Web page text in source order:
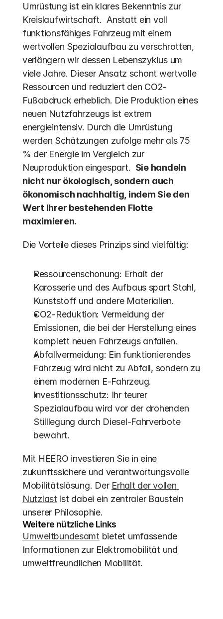
Umrüstung ist ein klares Bekenntnis zur
Kreislaufwirtschaft.  Anstatt ein voll
funktionsfähiges Fahrzeug mit einem
wertvollen Spezialaufbau zu verschrotten,
verlängern wir dessen Lebenszyklus um
viele Jahre. Dieser Ansatz schont wertvolle
Ressourcen und reduziert den CO2-
Fußabdruck erheblich. Die Produktion eines
neuen Nutzfahrzeugs ist extrem
energieintensiv. Durch die Umrüstung
werden Schätzungen zufolge mehr als 75
% der Energie im Vergleich zur
Neuproduktion eingespart. Sie handeln
nicht nur ökologisch, sondern auch
ökonomisch nachhaltig, indem Sie den
Wert Ihrer bestehenden Flotte
maximieren.
Die Vorteile dieses Prinzips sind vielfältig:
Ressourcenschonung: Erhalt der
Karosserie und des Aufbaus spart Stahl,
Kunststoff und andere Materialien.
CO2-Reduktion: Vermeidung der
Emissionen, die bei der Herstellung eines
komplett neuen Fahrzeugs anfallen.
Abfallvermeidung: Ein funktionierendes
Fahrzeug wird nicht zu Abfall, sondern zu
einem modernen E-Fahrzeug.
Investitionsschutz: Ihr teurer
Spezialaufbau wird vor der drohenden
Stilllegung durch Diesel-Fahrverbote
bewahrt.
Mit HEERO investieren Sie in eine
zukunftssichere und verantwortungsvolle
Mobilitätslösung. Der Erhalt der vollen
Nutzlast ist dabei ein zentraler Baustein
unserer Philosophie.
Weitere nützliche Links
Umweltbundesamt bietet umfassende
Informationen zur Elektromobilität und
umweltfreundlichen Mobilität.